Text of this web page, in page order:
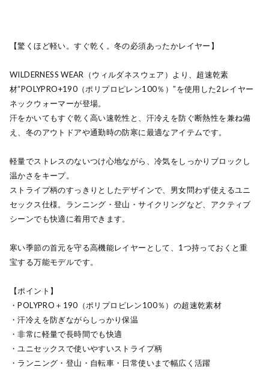
【驚くほど軽い。すぐ乾く。冬の必須あったかレイヤー】
WILDERNESS WEAR（ウィルダネスウェア）より、超速乾素
材“POLYPRO+190（ポリプロピレン100％）”を使用した2レイヤー
ネックウォーマーが登場。
汗をかいてもすぐ乾く高い速乾性と、汗冷えを防ぐ断熱性を兼ね備
え、冬のアウトドアや通勤時の防寒に最適なアイテムです。
軽量でストレスのないつけ心地ながら、冷気をしっかりブロックし
温かさをキープ。
ストライプ柄のすっきりとしたデザインで、男女問わず使えるユニ
セックス仕様。ランニング・登山・サイクリングなど、アクティブ
シーンでも快適に着用できます。
寒い季節の首元を守る高機能レイヤーとして、1つ持っておくと重
宝する万能モデルです。
【ポイント】
・POLYPRO＋190（ポリプロピレン100％）の超速乾素材
・汗冷えを防ぎながらしっかり保温
・非常に軽量で長時間でも快適
・ユニセックスで使いやすいストライプ柄
・ランニング・登山・自転車・日常使いまで幅広く活躍